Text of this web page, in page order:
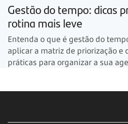
Gestão do tempo: dicas
rotina mais leve
Entenda o que é gestão do
aplicar a matriz de priorização e
práticas para organizar a sua